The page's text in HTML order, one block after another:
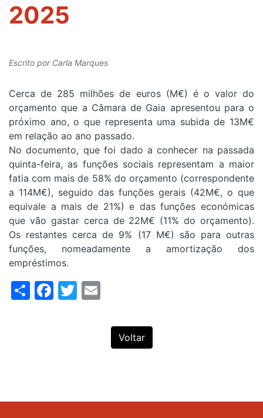
2025
Escrito por Carla Marques
Cerca de 285 milhões de euros (M€) é o valor do
orçamento que a Câmara de Gaia apresentou para o
próximo ano, o que representa uma subida de 13M€
em relação ao ano passado.
No documento, que foi dado a conhecer na passada
quinta-feira, as funções sociais representam a maior
fatia com mais de 58% do orçamento (correspondente
a 114M€), seguido das funções gerais (42M€, o que
equivale a mais de 21%) e das funções económicas
que vão gastar cerca de 22M€ (11% do orçamento).
Os restantes cerca de 9% (17 M€) são para outras
funções, nomeadamente a amortização dos
empréstimos.
ShareFacebook
Twitter
Voltar